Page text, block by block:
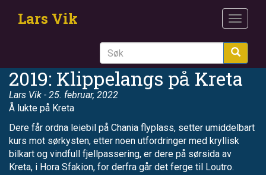
Lars Vik
Toggle
Søk
2019: Klippelangs på Kreta
Lars Vik - 25. februar, 2022
Å lukte på Kreta
Dere får ordna leiebil på Chania flyplass, setter umiddelbart
kurs mot sørkysten, etter noen utfordringer med kryllisk
bilkart og vindfull fjellpassering, er dere på sørsida av
Kreta, i Hora Sfakion, for derfra går det ferge til Loutro.